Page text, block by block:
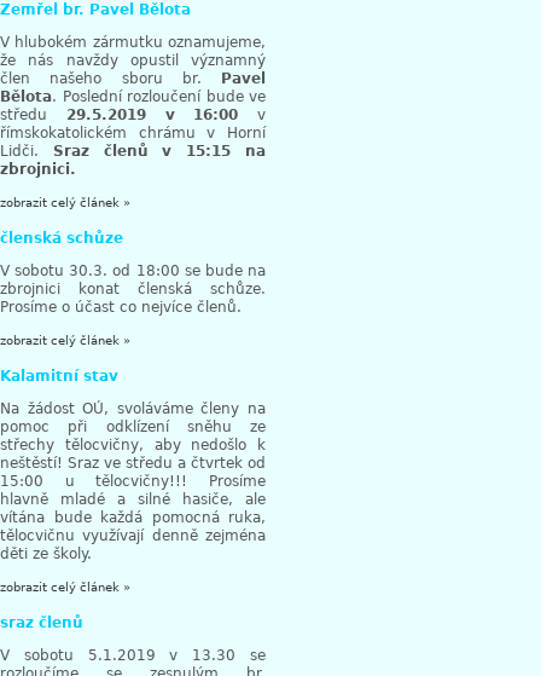
Zemřel br. Pavel Bělota
V hlubokém zármutku oznamujeme,
že nás navždy opustil významný
člen našeho sboru br.
Pavel
Bělota. Poslední rozloučení bude ve
středu 29.5.2019 v 16:00 v
římskokatolickém chrámu v Horní
Lidči. Sraz členů v 15:15 na
zbrojnici.
zobrazit celý článek »
členská schůze
V sobotu 30.3. od 18:00 se bude na
zbrojnici konat členská schůze.
Prosíme o účast co nejvíce členů.
zobrazit celý článek »
Kalamitní stav
Na žádost OÚ, svoláváme členy na
pomoc při odklízení sněhu ze
střechy tělocvičny, aby nedošlo k
neštěstí! Sraz ve středu a čtvrtek od
15:00 u tělocvičny!!! Prosíme
hlavně mladé a silné hasiče, ale
vítána bude každá pomocná ruka,
tělocvičnu využívají denně zejména
děti ze školy.
zobrazit celý článek »
sraz členů
V sobotu 5.1.2019 v 13.30 se